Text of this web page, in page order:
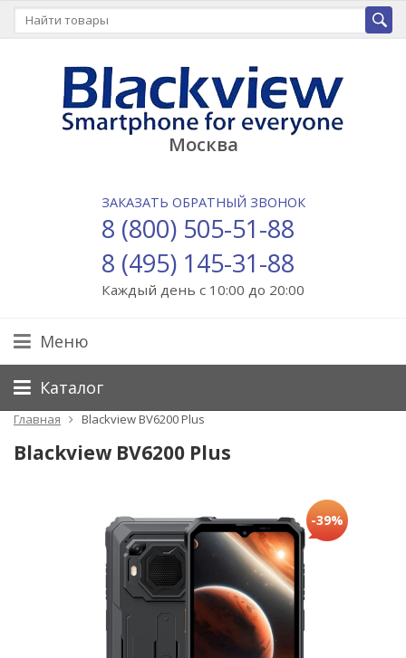
Москва
ЗАКАЗАТЬ ОБРАТНЫЙ ЗВОНОК
8 (800) 505-51-88
8 (495) 145-31-88
Каждый день с 10:00 до 20:00
Меню
Каталог
Главная Blackview BV6200 Plus
Blackview BV6200 Plus
-39%